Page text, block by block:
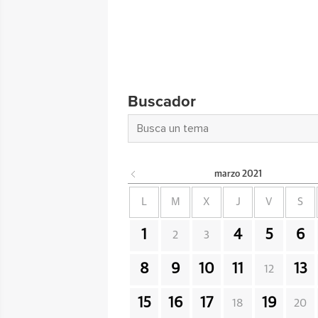
Buscador
marzo 2021
L M X J V S
1 2 3 4 5 6
8 9 10 11 12 13
15 16 17 18 19 20